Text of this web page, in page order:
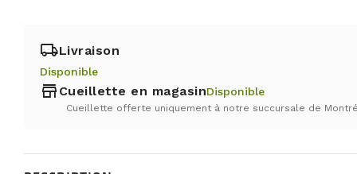
local_shippingLivraison
Disponible
store Cueillette en magasinDisponible
Cueillette offerte uniquement à notre succursale de